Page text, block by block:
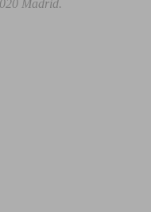
Madrid.